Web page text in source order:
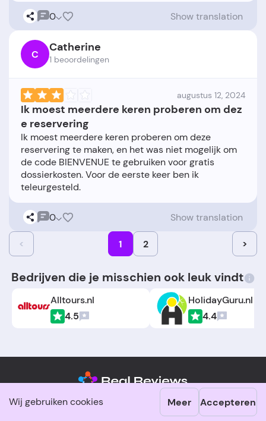
Wij gebruiken cookies Meer Accepteren
0 Show translation
C Catherine
1 beoordelingen
augustus 12, 2024
Ik moest meerdere keren proberen om dez
e reservering
Ik moest meerdere keren proberen om deze
reservering te maken, en het was niet mogelijk om
de code BIENVENUE te gebruiken voor gratis
dossierkosten. Voor de eerste keer ben ik
0 Show translation
< 1 2 >
Bedrijven die je misschien ook leuk vindt
Alltours.nl
4.5
HolidayGuru.nl
4.4
systeem NL